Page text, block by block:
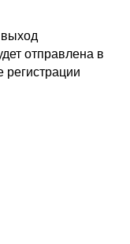
отправлена в